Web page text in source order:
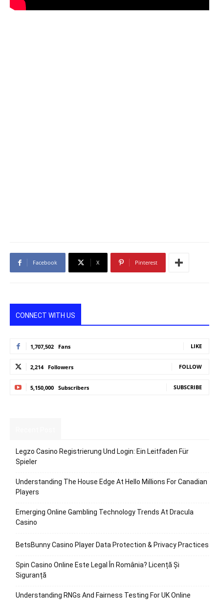
Facebook X Pinterest
CONNECT WITH US
1,707,502 Fans LIKE
2,214 Followers FOLLOW
5,150,000 Subscribers SUBSCRIBE
Legzo Casino Registrierung Und Login: Ein Leitfaden Für
Spieler
Understanding The House Edge At Hello Millions For Canadian
Players
Emerging Online Gambling Technology Trends At Dracula
Casino
BetsBunny Casino Player Data Protection & Privacy Practices
Spin Casino Online Este Legal În România? Licență Și
Siguranță
Understanding RNGs And Fairness Testing For UK Online